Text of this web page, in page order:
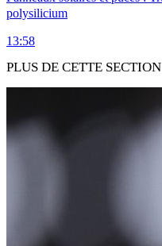
polysilicium
13:58
PLUS DE CETTE SECTION